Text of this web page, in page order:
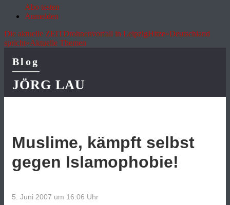
Abo testen
Anmelden
Die aktuelle ZEITDrohnenvorfall in LeipzigHitze»Deutschland
spricht«Aktuelle Themen
Blog
JÖRG LAU
Muslime, kämpft selbst
gegen Islamophobie!
5. Juni 2007 um 16:06 Uhr